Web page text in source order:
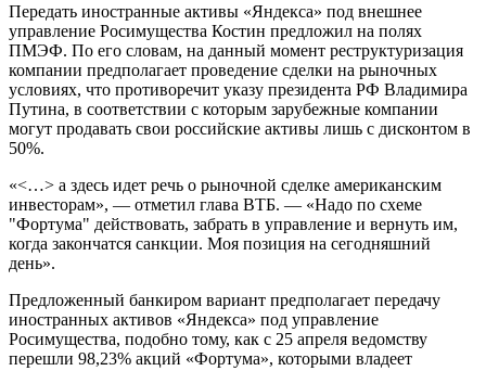
Передать иностранные активы «Яндекса» под внешнее
управление Росимущества Костин предложил на полях
ПМЭФ. По его словам, на данный момент реструктуризация
компании предполагает проведение сделки на рыночных
условиях, что противоречит указу президента РФ Владимира
Путина, в соответствии с которым зарубежные компании
могут продавать свои российские активы лишь с дисконтом в
50%.
«<…> а здесь идет речь о рыночной сделке американским
инвесторам», — отметил глава ВТБ. — «Надо по схеме
"Фортума" действовать, забрать в управление и вернуть им,
когда закончатся санкции. Моя позиция на сегодняшний
день».
Предложенный банкиром вариант предполагает передачу
иностранных активов «Яндекса» под управление
Росимущества, подобно тому, как с 25 апреля ведомству
перешли 98,23% акций «Фортума», которыми владеет